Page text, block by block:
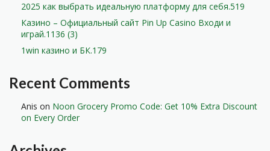
2025 как выбрать идеальную платформу для себя.519
Казино – Официальный сайт Pin Up Casino Входи и
играй.1136 (3)
1win казино и БК.179
Recent Comments
Anis on Noon Grocery Promo Code: Get 10% Extra Discount
on Every Order